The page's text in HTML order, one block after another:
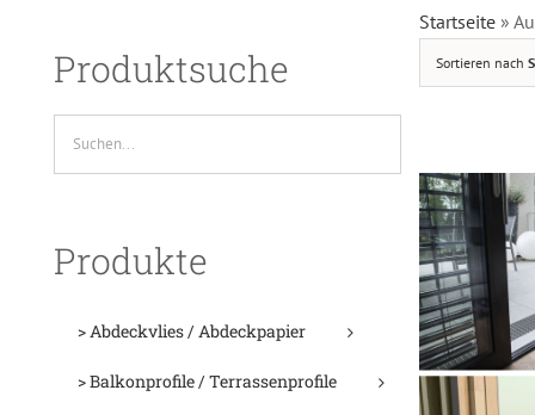
Startseite »
Sortieren nach
Produktsuche
Produkte
> Abdeckvlies / Abdeckpapier
> Balkonprofile / Terrassenprofile